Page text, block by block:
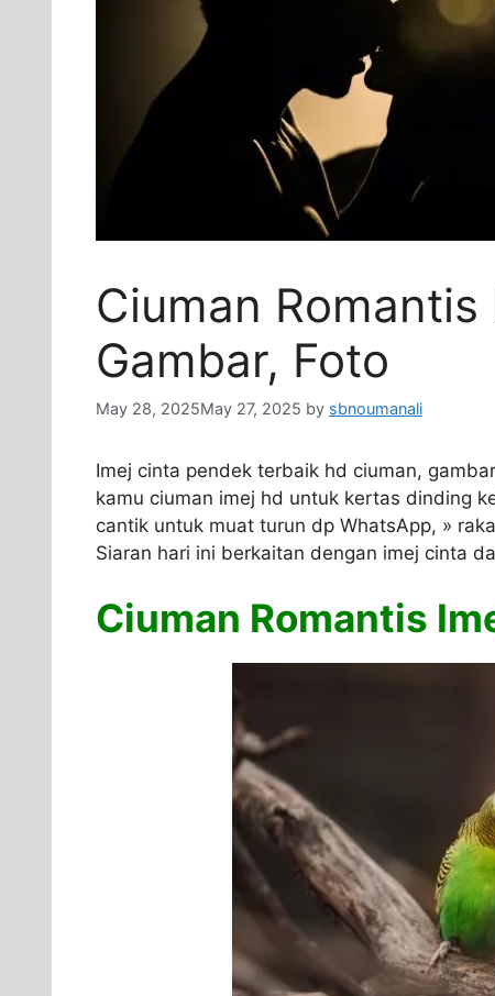
Ciuman
Gambar, Foto
May 28, 2025May 27, 2025 by sbnoumanali
Imej cinta pendek terbaik hd ciuman,
kamu ciuman imej hd untuk kertas dinding
cantik untuk muat turun dp WhatsApp, »
Siaran hari ini berkaitan dengan imej cinta
Ciuman Romantis